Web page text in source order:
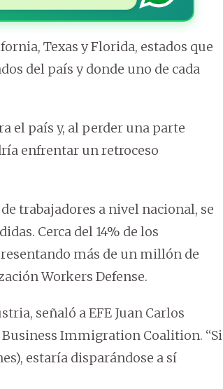
Texas y Florida, estados que
del país y donde uno de cada
el país y, al perder una parte
enfrentar un retroceso
trabajadores a nivel nacional, se
Cerca del 14% de los
más de un millón de
Workers Defense.
señaló a EFE Juan Carlos
Immigration Coalition. “Si
estaría disparándose a sí